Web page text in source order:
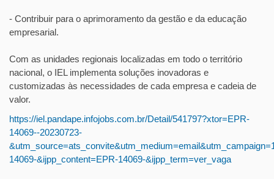
- Contribuir para o aprimoramento da gestão e da educação
empresarial.
Com as unidades regionais localizadas em todo o território
nacional, o IEL implementa soluções inovadoras e
customizadas às necessidades de cada empresa e cadeia de
valor.
https://iel.pandape.infojobs.com.br/Detail/541797?xtor=EPR-
14069--20230723-
14069-&ijpp_content=EPR-14069-&ijpp_term=ver_vaga